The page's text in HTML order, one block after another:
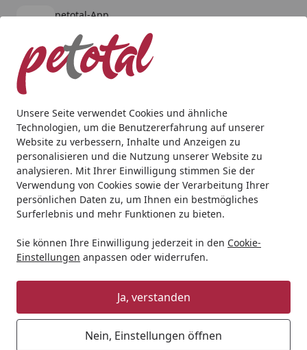
Unsere Seite verwendet Cookies und ähnliche
Technologien, um die Benutzererfahrung auf unserer
Website zu verbessern, Inhalte und Anzeigen zu
personalisieren und die Nutzung unserer Website zu
analysieren. Mit Ihrer Einwilligung stimmen Sie der
Verwendung von Cookies sowie der Verarbeitung Ihrer
persönlichen Daten zu, um Ihnen ein bestmögliches
Surferlebnis und mehr Funktionen zu bieten.
Sie können Ihre Einwilligung jederzeit in den Cookie-
Einstellungen anpassen oder widerrufen.
Ja, verstanden
Nein, Einstellungen öffnen
petotal-App
kostenlos - Im App Store
Alle Produkte
Mein Konto
Suchen
Startseite
Aquaristik Aquarienfilter, Pumpen & Zubehör
EHEIM MECHpro 1L